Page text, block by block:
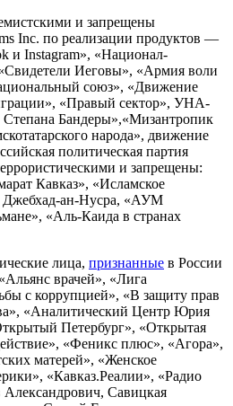
и запрещены
Inc. по реализации продуктов —
и Instagram», «Национал-
Иеговы», «Армия воли
союз», «Движение
«Правый сектор», УНА-
Бандеры»,«Мизантропик
народа», движение
политическая партия
и запрещены:
Кавказ», «Исламское
Джебхад-ан-Нусра, «АУМ
«Аль-Каида в странах
лица, признанные в России
врачей», «Лига
с коррупцией», «В защиту прав
«Аналитический Центр Юрия
Петербург», «Открытая
«Феникс плюс», «Агора»,
матерей», «Женское
«Кавказ.Реалии», «Радио
Савицкая